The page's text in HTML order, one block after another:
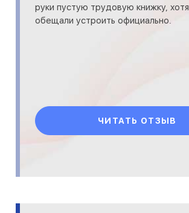
руки пустую трудовую книжку, хотя
обещали устроить официально.
ЧИТАТЬ ОТЗЫВ